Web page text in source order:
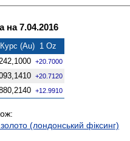
на 7.04.2016
Курс (Au) 1 Oz
+20.7000
+20.7120
+12.9910
(лондонський фіксинг)